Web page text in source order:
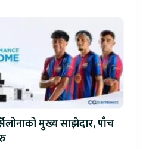
मुख्य साझेदार, पाँच